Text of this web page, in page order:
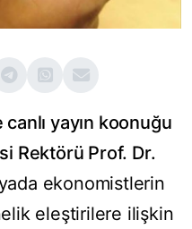
yayın koonuğu
Rektörü Prof. Dr.
ekonomistlerin
eleştirilere ilişkin